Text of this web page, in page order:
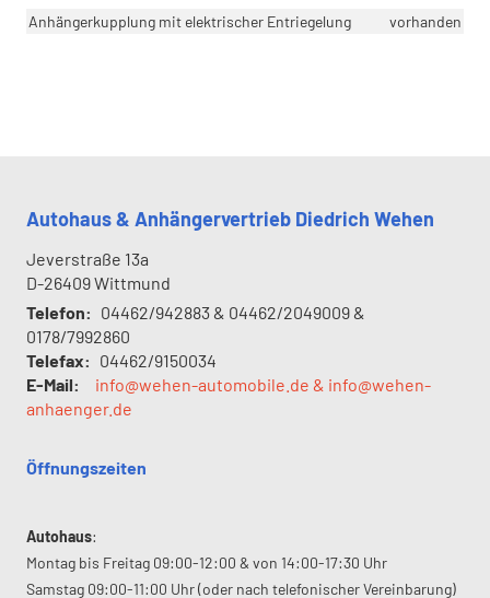
Anhängerkupplung mit elektrischer Entriegelung vorhanden
Autohaus & Anhängervertrieb Diedrich Wehen
Jeverstraße 13a
D-26409Wittmund
Telefon: 04462/942883 & 04462/2049009 &
0178/7992860
Telefax: 04462/9150034
E-Mail:
info@wehen-automobile.de & info@wehen-
anhaenger.de
Öffnungszeiten
Autohaus:
Montag bis Freitag 09:00-12:00 & von 14:00-17:30 Uhr
Samstag 09:00-11:00 Uhr (oder nach telefonischer Vereinbarung)